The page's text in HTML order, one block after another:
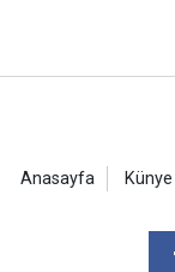
Anasayfa Künye